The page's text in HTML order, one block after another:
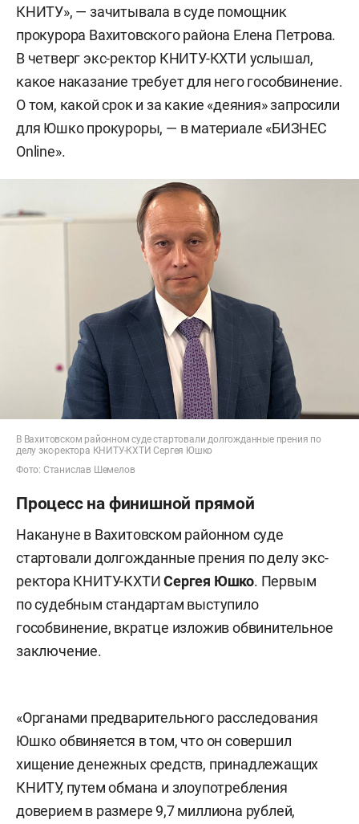
КНИТУ», — зачитывала в суде помощник
прокурора Вахитовского района Елена Петрова.
В четверг экс-ректор КНИТУ-КХТИ услышал,
какое наказание требует для него гособвинение.
О том, какой срок и за какие «деяния» запросили
для Юшко прокуроры, — в материале «БИЗНЕС
Online».
В Вахитовском районном суде стартовали долгожданные прения по
делу экс-ректора КНИТУ-КХТИ Сергея Юшко
Фото: Станислав Шемелов
Процесс на финишной прямой
Накануне в Вахитовском районном суде
стартовали долгожданные прения по делу экс-
ректора КНИТУ-КХТИСергея Юшко. Первым
по судебным стандартам выступило
гособвинение, вкратце изложив обвинительное
заключение.
«Органами предварительного расследования
Юшко обвиняется в том, что он совершил
хищение денежных средств, принадлежащих
КНИТУ, путем обмана и злоупотребления
доверием в размере 9,7 миллиона рублей,